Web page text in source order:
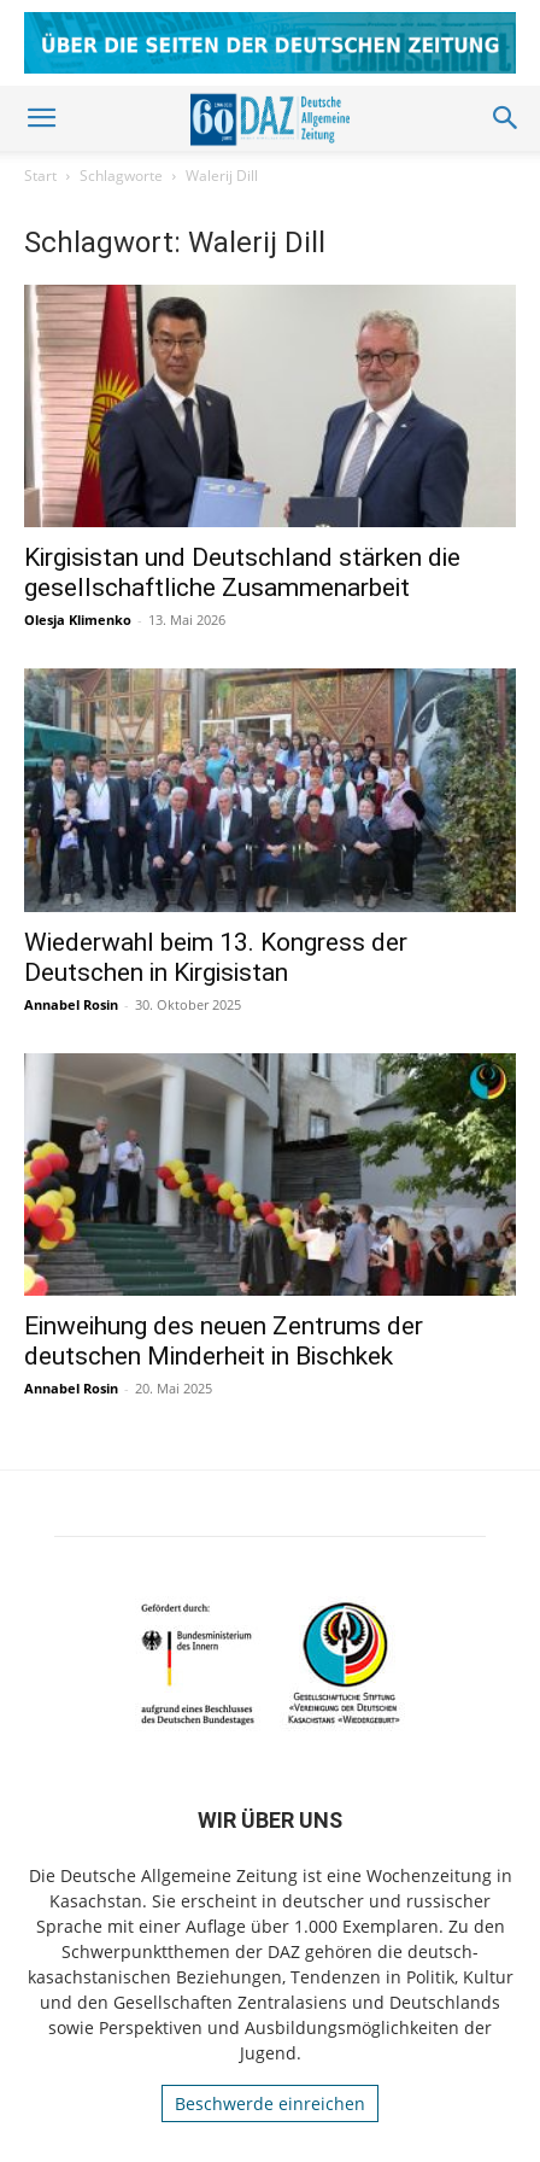
Start Schlagworte Walerij Dill
Schlagwort: Walerij Dill
Kirgisistan und Deutschland stärken die
gesellschaftliche Zusammenarbeit
Olesja Klimenko - 13. Mai 2026
Wiederwahl beim 13. Kongress der
Deutschen in Kirgisistan
Annabel Rosin - 30. Oktober 2025
Einweihung des neuen Zentrums der
deutschen Minderheit in Bischkek
Annabel Rosin - 20. Mai 2025
WIR ÜBER UNS
Die Deutsche Allgemeine Zeitung ist eine Wochenzeitung in
Kasachstan. Sie erscheint in deutscher und russischer
Sprache mit einer Auflage über 1.000 Exemplaren. Zu den
Schwerpunktthemen der DAZ gehören die deutsch-
kasachstanischen Beziehungen, Tendenzen in Politik, Kultur
und den Gesellschaften Zentralasiens und Deutschlands
sowie Perspektiven und Ausbildungsmöglichkeiten der
Jugend.
Beschwerde einreichen